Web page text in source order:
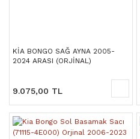
KİA BONGO SAĞ AYNA 2005-
2024 ARASI (ORJİNAL)
9.075,00 TL